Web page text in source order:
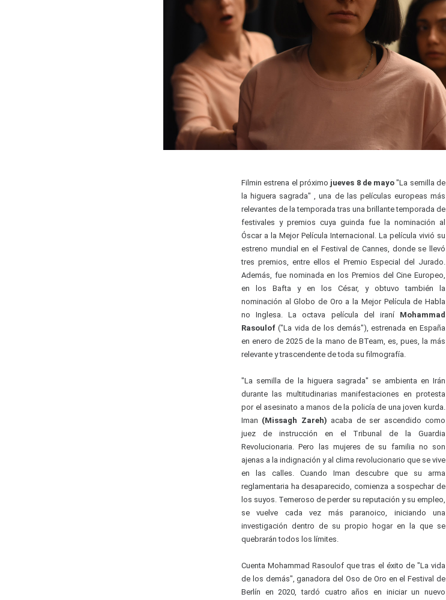
Filmin estrena el próximo jueves 8 de mayo "La semilla de
la higuera sagrada" , una de las películas europeas más
relevantes de la temporada tras una brillante temporada de
festivales y premios cuya guinda fue la nominación al
Óscar a la Mejor Película Internacional. La película vivió su
estreno mundial en el Festival de Cannes, donde se llevó
tres premios, entre ellos el Premio Especial del Jurado.
Además, fue nominada en los Premios del Cine Europeo,
en los Bafta y en los César, y obtuvo también la
nominación al Globo de Oro a la Mejor Película de Habla
no Inglesa. La octava película del iraní Mohammad
Rasoulof ("La vida de los demás"), estrenada en España
en enero de 2025 de la mano de BTeam, es, pues, la más
relevante y trascendente de toda su filmografía.
"La semilla de la higuera sagrada" se ambienta en Irán
durante las multitudinarias manifestaciones en protesta
por el asesinato a manos de la policía de una joven kurda.
Iman (Missagh Zareh) acaba de ser ascendido como
juez de instrucción en el Tribunal de la Guardia
Revolucionaria. Pero las mujeres de su familia no son
ajenas a la indignación y al clima revolucionario que se vive
en las calles. Cuando Iman descubre que su arma
reglamentaria ha desaparecido, comienza a sospechar de
los suyos. Temeroso de perder su reputación y su empleo,
se vuelve cada vez más paranoico, iniciando una
investigación dentro de su propio hogar en la que se
quebrarán todos los límites.
Cuenta Mohammad Rasoulof que tras el éxito de "La vida
de los demás", ganadora del Oso de Oro en el Festival de
Berlín en 2020, tardó cuatro años en iniciar un nuevo